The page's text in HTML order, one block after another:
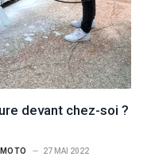
devant chez-soi ?
27 MAI 2022